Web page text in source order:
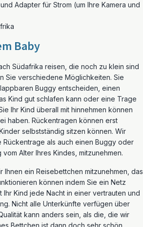
Adapter für Strom (um Ihre Kamera und
Baby
Südafrika reisen, die noch zu klein sind
Sie verschiedene Möglichkeiten. Sie
Buggy entscheiden, einen
Kind gut schlafen kann oder eine Trage
Ihr Kind überall mit hinnehmen können
haben. Rückentragen können erst
selbstständig sitzen können. Wir
Rückentrage als auch einen Buggy oder
Alter Ihres Kindes, mitzunehmen.
Ihnen ein Reisebettchen mitzunehmen, das
können indem Sie ein Netz
Kind jede Nacht in einer vertrauten und
Nicht alle Unterkünfte verfügen über
kann anders sein, als die, die wir
Bettchen ist dann doch sehr schön.